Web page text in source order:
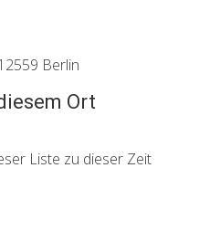
Berlin
Ort
Liste zu dieser Zeit